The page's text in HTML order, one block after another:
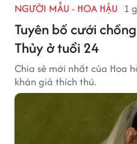
NGƯỜI MẪU - HOA HẬU 1
Tuyên bố cưới
Thủy ở tuổi 24
Chia sẻ mới nhất của Hoa
khán giả thích thú.